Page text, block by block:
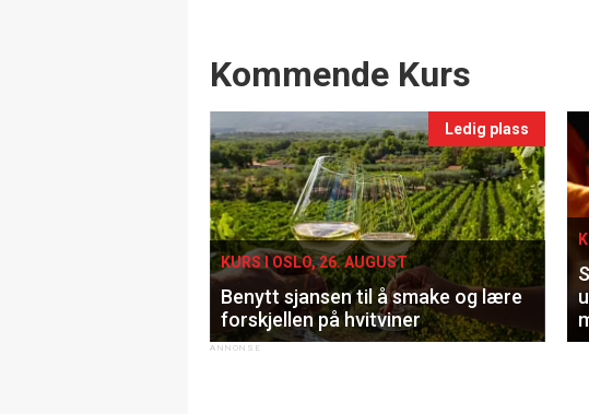
Events
Kommende Kurs
Ledig plass
KURS I OSLO, 26. AUGUST
Benytt sjansen til å smake og lære
forskjellen på hvitviner